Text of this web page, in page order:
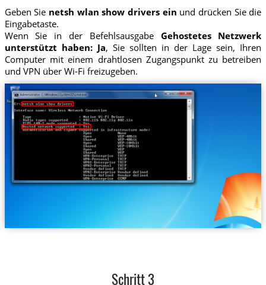
Geben Sie netsh wlan show drivers ein und drücken Sie die
Eingabetaste.
Wenn Sie in der Befehlsausgabe Gehostetes Netzwerk
unterstützt haben: Ja, Sie sollten in der Lage sein, Ihren
Computer mit einem drahtlosen Zugangspunkt zu betreiben
und VPN über Wi-Fi freizugeben.
Schritt 3